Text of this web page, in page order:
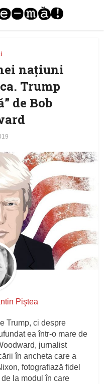
naţiuni
Trump
de Bob
Piştea
Trump, ci despre
ea într-o mare de
jurnalist
în ancheta care a
fotografiază fidel
la modul în care